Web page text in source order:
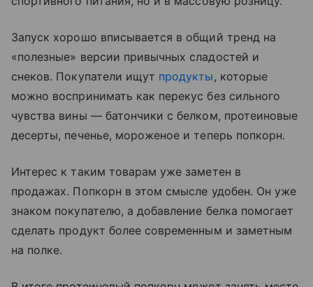
Запуск хорошо вписывается в общий тренд на
«полезные» версии привычных сладостей и
снеков. Покупатели ищут продукты, которые
можно воспринимать как перекус без сильного
чувства вины — батончики с белком, протеиновые
десерты, печенье, мороженое и теперь попкорн.
Интерес к таким товарам уже заметен в
продажах. Попкорн в этом смысле удобен. Он уже
знаком покупателю, а добавление белка помогает
сделать продукт более современным и заметным
на полке.